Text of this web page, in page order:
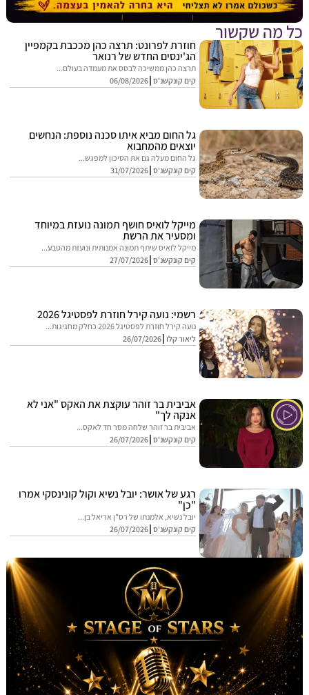
שקשור
חוזרת לפרונט: תרצה כהן מככבת בקמפיין
הג'ינסים החדש של רנואר
תרצה כהן ממשיכה לבסס את מעמדה בעולם...
קים קונקשנ'ס 06/08/2026
גל החום מביא איתו סכנה נוספת: הנחשים
יוצאים מהמחבוא
גל החום מעלה גם את הסיכון למפגש...
קים קונקשנ'ס 31/07/2026
מייקל לואיס חושף תמונה נועזת במיוחד
ומסעיר את הרשת
מייקל לואיס שיתף תמונה אמנותית ונועזת מהטבע...
קים קונקשנ'ס 27/07/2026
רשמי: נועה קירל חוזרת לפסטיגל 2026
נועה קירל חוזרת לפסטיגל 2026 כחלק מחגיגות...
ליאור קלו 26/07/2026
אביבית בר זוהר עוקצת את האקס "אני לא
אנקה לך"
אביבית בר זוהר שלחה מסר חד לאקס...
קים קונקשנ'ס 26/07/2026
רגע של אושר: יובל נשיא וקול קונינסקי אמרו
"כן"
יובל נשיא, אלמנתו של רס"ן אריאל בן...
קים קונקשנ'ס 26/07/2026